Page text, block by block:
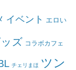
イベント エロい
ズ コラボカフェ
チェリまほ ツン